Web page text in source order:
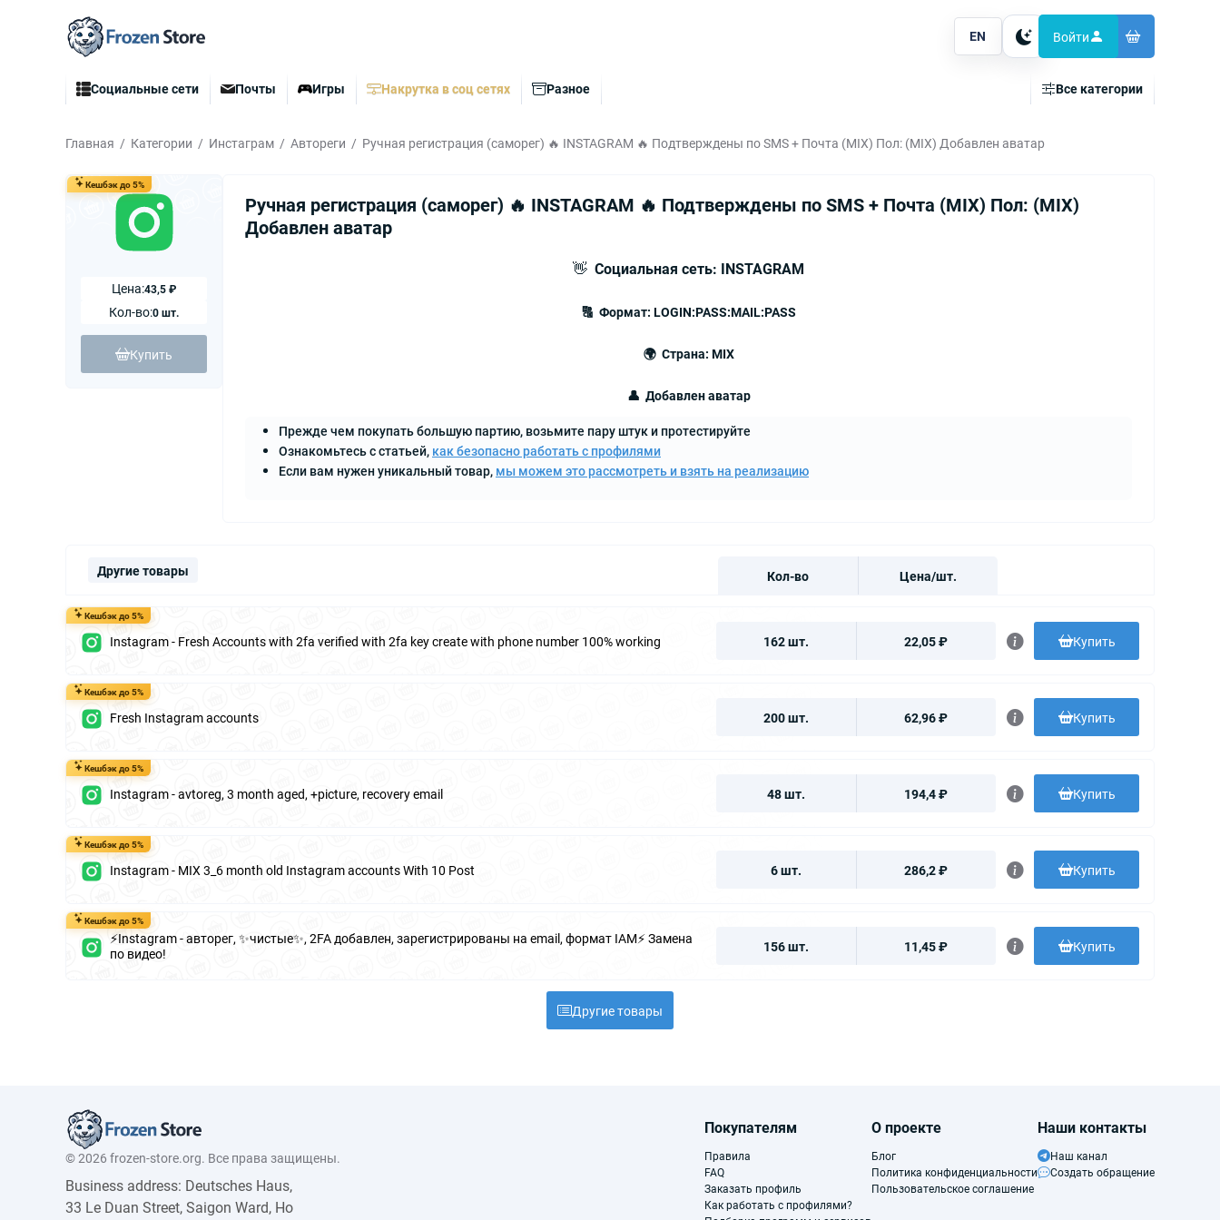
EN Тема Войти
Социальные сети Почты Игры Накрутка в соц сетях Разное Все категории
Главная Категории Инстаграм Автореги Ручная регистрация (саморег) 🔥 INSTAGRAM 🔥 Подтверждены по SMS + Почта (MIX) Пол: (MIX) Добавлен аватар
Кешбэк до 5%
Цена:43,5 ₽
Кол-во:0 шт.
Купить
Ручная регистрация (саморег) 🔥 INSTAGRAM 🔥 Подтверждены по SMS + Почта (MIX) Пол: (MIX)
Добавлен аватар
👋 Социальная сеть: INSTAGRAM
🔠 Формат: LOGIN:PASS:MAIL:PASS
🌍 Страна: MIX
👤 Добавлен аватар
Прежде чем покупать большую партию, возьмите пару штук и протестируйте
Ознакомьтесь с статьей, как безопасно работать с профилями
Если вам нужен уникальный товар, мы можем это рассмотреть и взять на реализацию
Другие товары Кол-во Цена/шт.
Кешбэк до 5%
Instagram - Fresh Accounts with 2fa verified with 2fa key create with phone number 100% working 162 шт. 22,05 ₽ Купить
Кешбэк до 5%
Fresh Instagram accounts 200 шт. 62,96 ₽ Купить
Кешбэк до 5%
Instagram - avtoreg, 3 month aged, +picture, recovery email 48 шт. 194,4 ₽ Купить
Кешбэк до 5%
Instagram - MIX 3_6 month old Instagram accounts With 10 Post 6 шт. 286,2 ₽ Купить
Кешбэк до 5%
⚡️Instagram - авторег, ✨чистые✨, 2FA добавлен, зарегистрированы на email, формат IAM⚡️ Замена
по видео!
156 шт. 11,45 ₽ Купить
Другие товары
© 2026 frozen-store.org. Все права защищены.
Business address: Deutsches Haus,
33 Le Duan Street, Saigon Ward, Ho
Покупателям
Правила
FAQ
Заказать профиль
Как работать с профилями?
О проекте
Блог
Политика конфиденциальности
Пользовательское соглашение
Наши контакты
Наш канал
Создать обращение